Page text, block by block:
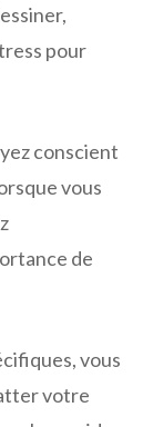
pour
conscient
vous
de
vous
votre